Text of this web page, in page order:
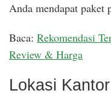
Anda mendapat paket
Baca: Rekomendasi
Review & Harga
Lokasi